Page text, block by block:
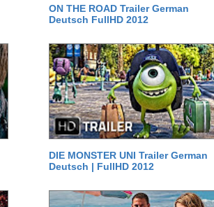
ON THE ROAD Trailer German
Deutsch FullHD 2012
DIE MONSTER UNI Trailer German
Deutsch | FullHD 2012